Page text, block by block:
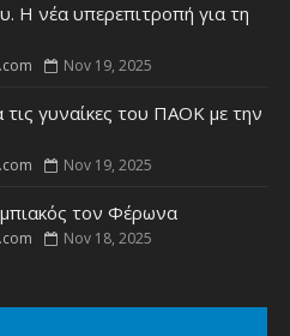
Η νέα υπερεπιτροπή για τη
Nov 19, 2025
τις γυναίκες του ΠΑΟΚ με την
Nov 19, 2025
τον Φέρωνα
Nov 18, 2025